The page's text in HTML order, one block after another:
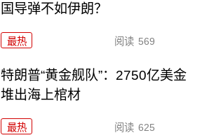
国导弹不如伊朗？
最热 阅读 569
特朗普“黄金舰队”：2750亿美金
堆出海上棺材
最热 阅读 625